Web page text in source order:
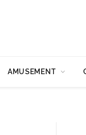
AMUSEMENT